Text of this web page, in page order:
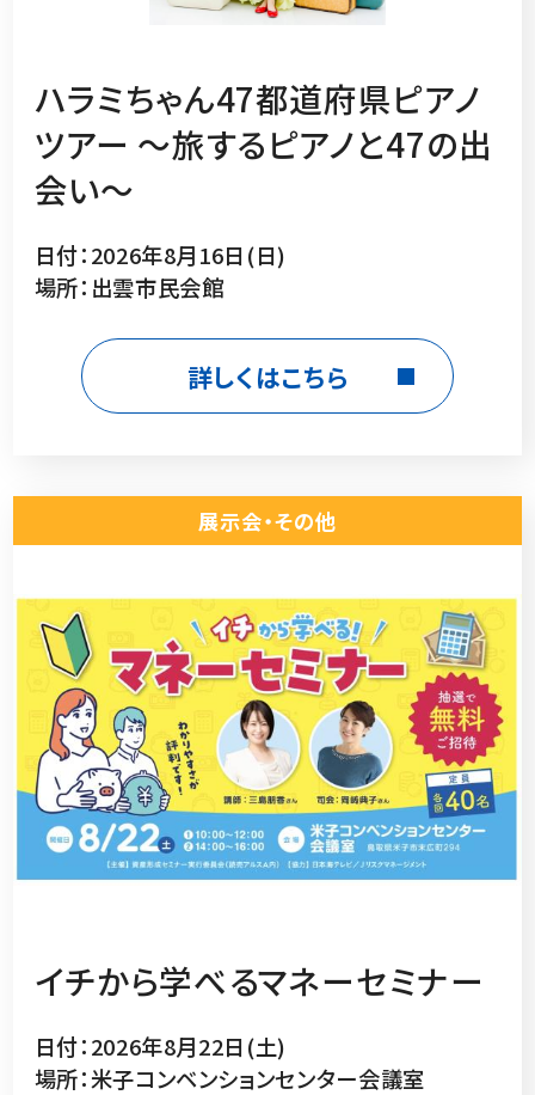
ハラミちゃん47都道府県ピアノ
ツアー 〜旅するピアノと47の出
会い〜
日付：2026年8月16日(日)
場所：出雲市民会館
詳しくはこちら
展示会・その他
イチから学べるマネーセミナー
日付：2026年8月22日(土)
場所：米子コンベンションセンター会議室